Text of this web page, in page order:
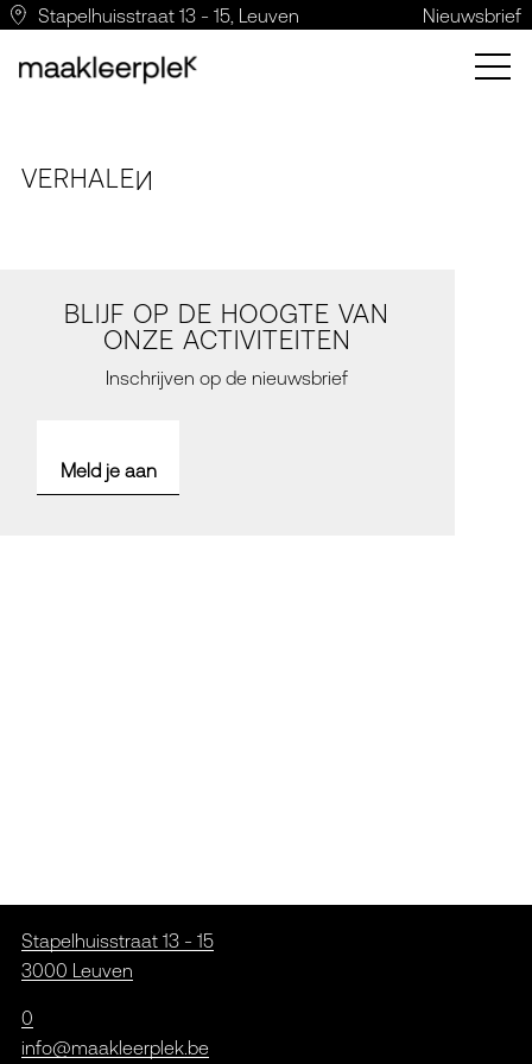
Stapelhuisstraat 13 - 15, Leuven Nieuwsbrief
VERHALEN
BLIJF OP DE HOOGTE VAN
ONZE ACTIVITEITEN
Inschrijven op de nieuwsbrief
Meld je aan
Stapelhuisstraat 13 - 15
3000 Leuven
0
info@maakleerplek.be